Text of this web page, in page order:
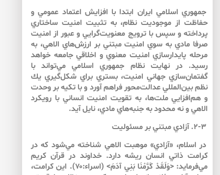
جمهوري اسلامي ايران ابتدا با افزايش اعتماد عمومي و
حفاظت از موجوديت نظام، به تثبيت امنيت ساختاري
پرداخته و سپس با ترويج معنويت‌گرايي و عبور از امنيت
صرفا مادي به سوي امنيت مبتني بر ارزش‌هاي الاهي، به
مرحله پايدارسازي امنيت معنوي و اخلاقي جامعه خواهد
رسيد. در نهايت نظام جمهوري اسلامي مي‌تواند با
گفتمان‌سازي جهاني امنيت، بستري براي شكل‌گيري يك
نظم بين‌المللي عدالت‌محور فراهم آورد و با تكيه بر وحدت
و هم‌افزايي ملت‌ها، به تقويت امنيت انساني با رويكرد
الاهي و نه محدود به جنبه‌هاي مادي، نايل آيد.
۲-۳. آزادي مبتني بر مسئوليت
در اسلام، «آزادي» موهبت الاهي شناخته مي‌شود كه در
كرامت ذاتي انسان ريشه دارد. خداوند در قرآن كريم
مي‌فرمايد: <وَلَقَدْ كَرَّمْنَا بَنِي آدَمَ> (اسراء:۷۰). اين كرامت،